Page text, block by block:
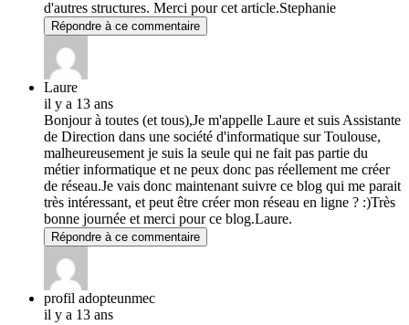
d'autres structures. Merci pour cet article.Stephanie
Répondre à ce commentaire
Laure
il y a 13 ans
Bonjour à toutes (et tous),Je m'appelle Laure et suis Assistante
de Direction dans une société d'informatique sur Toulouse,
malheureusement je suis la seule qui ne fait pas partie du
métier informatique et ne peux donc pas réellement me créer
de réseau.Je vais donc maintenant suivre ce blog qui me parait
très intéressant, et peut être créer mon réseau en ligne ? :)Très
bonne journée et merci pour ce blog.Laure.
Répondre à ce commentaire
profil adopteunmec
il y a 13 ans